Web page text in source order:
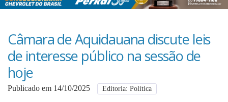
Anuncie
Anuncie
Câmara de Aquidauana discute leis
de interesse público na sessão de
hoje
Publicado em 14/10/2025 Editoria: Política